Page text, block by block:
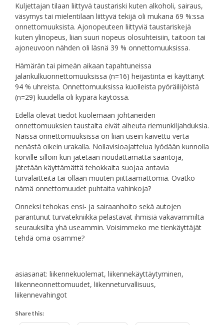
Kuljettajan tilaan liittyvä taustariski kuten alkoholi, sairaus,
väsymys tai mielentilaan liittyvä tekijä oli mukana 69 %:ssa
onnettomuuksista. Ajonopeuteen liittyviä taustariskejä
kuten ylinopeus, liian suuri nopeus olosuhteisiin, taitoon tai
ajoneuvoon nähden oli läsnä 39 % onnettomuuksissa.
Hämärän tai pimeän aikaan tapahtuneissa
jalankulkuonnettomuuksissa (n=16) heijastinta ei käyttänyt
94 % uhreista. Onnettomuuksissa kuolleista pyöräilijöistä
(n=29) kuudella oli kypärä käytössä.
Edellä olevat tiedot kuolemaan johtaneiden
onnettomuuksien taustalta eivät aiheuta riemunkiljahduksia.
Näissä onnettomuuksissa on liian usein kaivettu verta
nenästä oikein urakalla. Nollavisioajattelua lyödään kunnolla
korville silloin kun jätetään noudattamatta sääntöjä,
jätetään käyttämättä tehokkaita suojaa antavia
turvalaitteita tai ollaan muuten piittaamattomia. Ovatko
nämä onnettomuudet puhtaita vahinkoja?
Onneksi tehokas ensi- ja sairaanhoito sekä autojen
parantunut turvatekniikka pelastavat ihmisiä vakavammilta
seurauksilta yhä useammin. Voisimmeko me tienkäyttäjät
tehdä oma osamme?
asiasanat: liikennekuolemat, liikennekäyttäytyminen,
liikenneonnettomuudet, liikenneturvallisuus,
liikennevahingot
Share this: